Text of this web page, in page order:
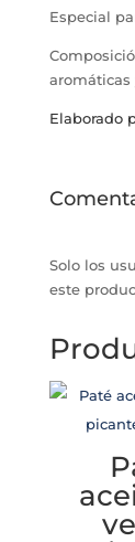
Especial
aromáticas
Elaborado
Solo los
este